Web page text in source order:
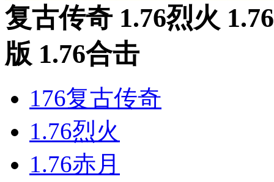
复古传奇 1.76烈火
版 1.76合击
176复古传奇
1.76烈火
1.76赤月